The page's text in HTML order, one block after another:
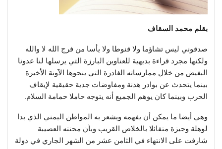
بقلم محمد السقاف
صدقوني ليس تشاؤما ولا قنوطا ولا يأسا من فرج الله لا والله
ولكنها مجرد قراءة بديهية للعناوين البارزة التي يرسلها لنا عدونا
البغيض من خلال ممارساته الغادرة التي ينحوها الآونة الأخيرة
بينما يتحدث عن بوادر هدنة ومفاوضات جدية حقيقية لإيقاف
الحرب وبينما كان يوهم الجميع أنه يتوجه حاملا حمامة السلام.
وهي أيضا ما يمكن أن يفهمه ويشعر به المواطن اليمني الذي بدا
لوهلة وجيزة متفائلا بالخلاص القريب وبأن محنته العصيبة
شارفت على الانتهاء في الثامن عشر من الشهر الجاري في دولة